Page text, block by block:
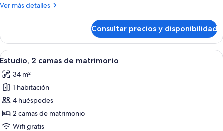
cama
grande,
cocina
básica
Ver más detalles
Más
estudio,
cama
matrimonio
grande,
cocina
básica
Consultar precios y disponibilidad
Abrir
todas
las
fotos
de
Estudio,
2
Estudio, 2 camas de matrimonio |
11
Estudio, 2 camas de matrimonio
34 m²
1 habitación
4 huéspedes
2 camas de matrimonio
Wifi gratis